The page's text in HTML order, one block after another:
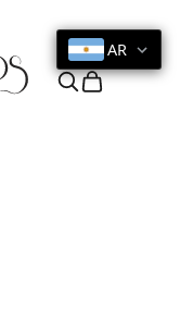
AR
Buscar
Cesta